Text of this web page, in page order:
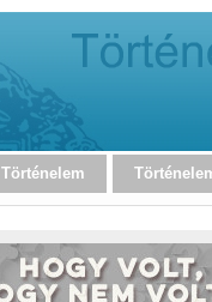
Történelem